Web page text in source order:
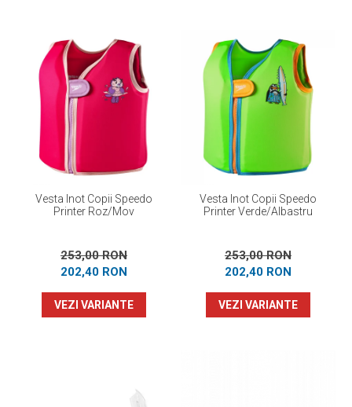
Vesta Inot Copii Speedo
Printer Roz/Mov
253,00 RON
202,40 RON
VEZI VARIANTE
Vesta Inot Copii Speedo
Printer Verde/Albastru
253,00 RON
202,40 RON
VEZI VARIANTE